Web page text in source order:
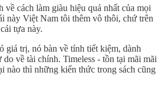
cách làm giàu hiệu quả nhất của mọi
này Việt Nam tôi thêm vô thôi, chứ trên
tựa này.
giá trị, nó bàn về tính tiết kiệm, dành
về tài chính. Timeless - tồn tại mãi mãi
nào thì những kiến thức trong sách cũng